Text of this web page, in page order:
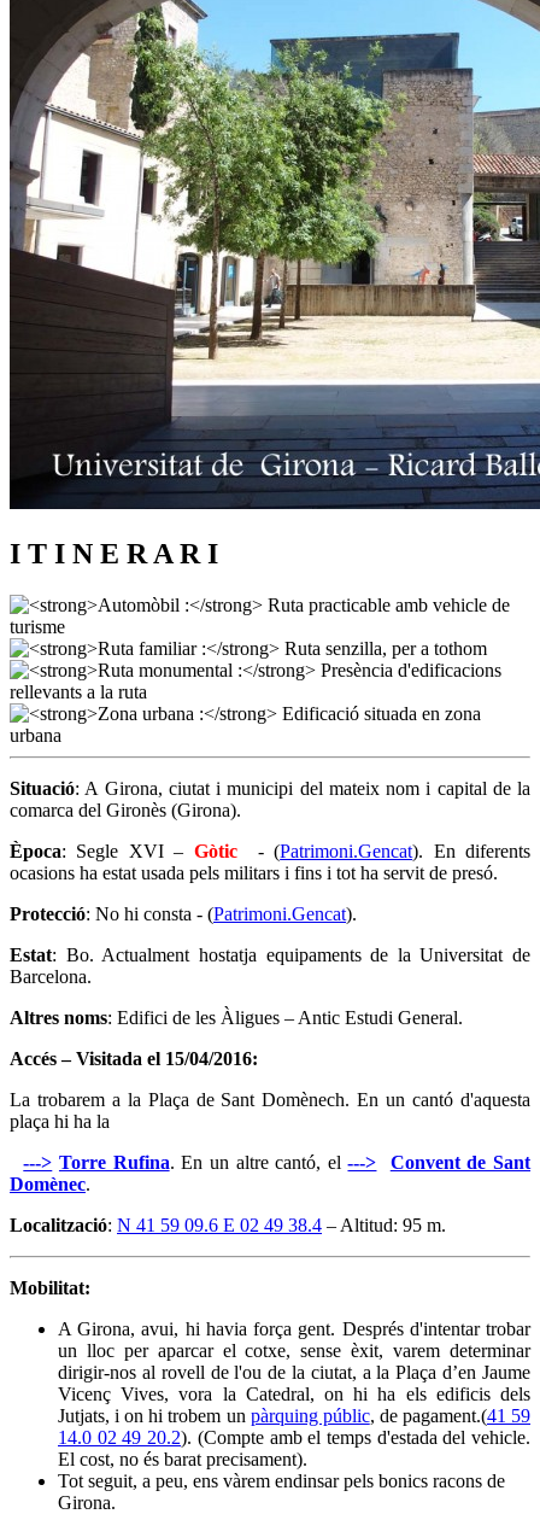
I T I N E R A R I
Situació: A Girona, ciutat i municipi del mateix nom i capital de la
comarca del Gironès (Girona).
Època: Segle XVI – Gòtic - (Patrimoni.Gencat). En diferents
ocasions ha estat usada pels militars i fins i tot ha servit de presó.
Protecció: No hi consta - (Patrimoni.Gencat).
Estat: Bo. Actualment hostatja equipaments de la Universitat de
Barcelona.
Altres noms: Edifici de les Àligues – Antic Estudi General.
Accés – Visitada el 15/04/2016:
La trobarem a la Plaça de Sant Domènech. En un cantó d'aquesta
plaça hi ha la
---> Torre Rufina. En un altre cantó, el--->
Convent de Sant
Domènec.
Localització: N 41 59 09.6 E 02 49 38.4 – Altitud: 95 m.
Mobilitat:
A Girona, avui, hi havia força gent. Després d'intentar trobar
un lloc per aparcar el cotxe, sense èxit, varem determinar
dirigir-nos al rovell de l'ou de la ciutat, a la Plaça d’en Jaume
Vicenç Vives, vora la Catedral, on hi ha els edificis dels
Jutjats, i on hi trobem un pàrquing públic, de pagament.(41 59
14.0 02 49 20.2). (Compte amb el temps d'estada del vehicle.
El cost, no és barat precisament).
Tot seguit, a peu, ens vàrem endinsar pels bonics racons de
Girona.